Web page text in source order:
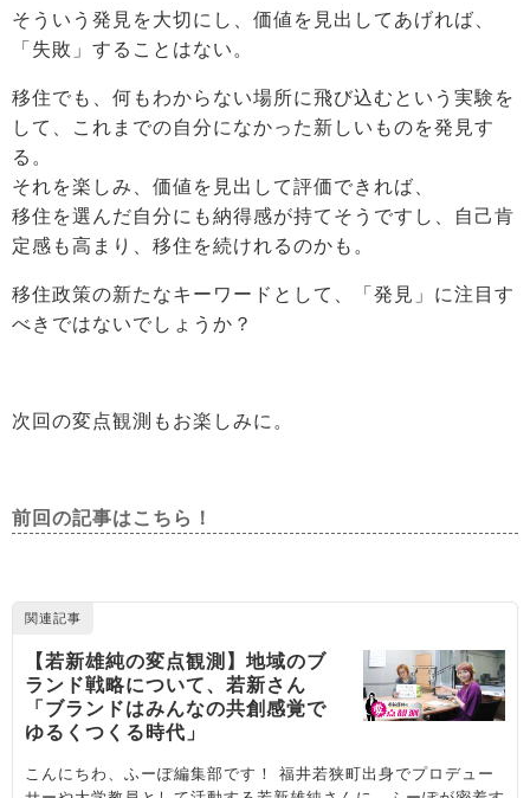
そういう発見を大切にし、価値を見出してあげれば、
「失敗」することはない。
移住でも、何もわからない場所に飛び込むという実験を
して、これまでの自分になかった新しいものを発見す
る。
それを楽しみ、価値を見出して評価できれば、
移住を選んだ自分にも納得感が持てそうですし、自己肯
定感も高まり、移住を続けれるのかも。
移住政策の新たなキーワードとして、「発見」に注目す
べきではないでしょうか？
次回の変点観測もお楽しみに。
前回の記事はこちら！